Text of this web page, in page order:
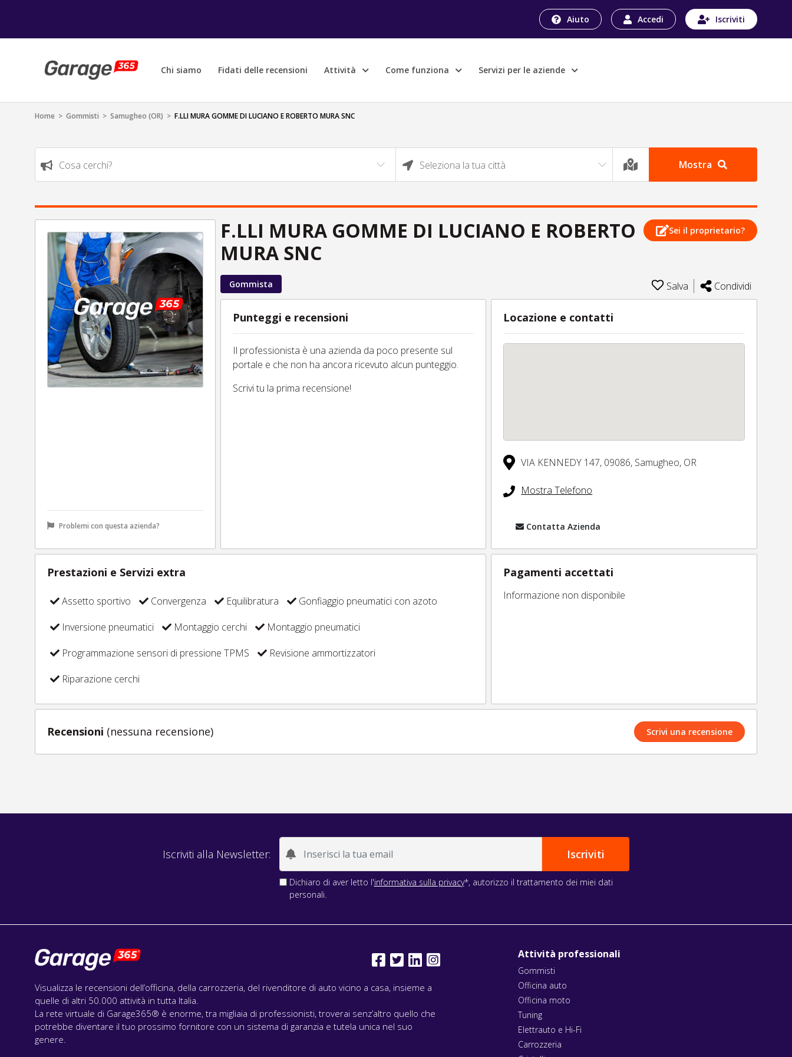
Aiuto Accedi Iscriviti
Chi siamo Fidati delle recensioni Attività Come funziona Servizi per le aziende
Home > Gommisti > Samugheo (OR) > F.LLI MURA GOMME DI LUCIANO E ROBERTO MURA SNC
Cosa cerchi? Seleziona la tua città Mostra
Problemi con questa azienda?
F.LLI MURA GOMME DI LUCIANO E ROBERTO
MURA SNC
Sei il proprietario?
Gommista Salva Condividi
Punteggi e recensioni
Il professionista è una azienda da poco presente sul
portale e che non ha ancora ricevuto alcun punteggio.
Scrivi tu la prima recensione!
Locazione e contatti
VIA KENNEDY 147, 09086, Samugheo, OR
Mostra Telefono
Contatta Azienda
Prestazioni e Servizi extra
Assetto sportivo Convergenza Equilibratura
Gonfiaggio pneumatici con azoto
Inversione pneumatici
Montaggio cerchi
Montaggio pneumatici
Programmazione sensori di pressione TPMS
Revisione ammortizzatori
Riparazione cerchi
Pagamenti accettati
Informazione non disponibile
Recensioni (nessuna recensione) Scrivi una recensione
Iscriviti alla Newsletter:
Dichiaro di aver letto l'informativa sulla privacy*, autorizzo il trattamento dei miei dati
personali.
Visualizza le recensioni dell’officina, della carrozzeria, del rivenditore di auto vicino a casa, insieme a
quelle di altri 50.000 attività in tutta Italia.
La rete virtuale di Garage365® è enorme, tra migliaia di professionisti, troverai senz’altro quello che
potrebbe diventare il tuo prossimo fornitore con un sistema di garanzia e tutela unica nel suo
genere.
Attività professionali
Gommisti
Officina auto
Officina moto
Tuning
Elettrauto e Hi-Fi
Carrozzeria